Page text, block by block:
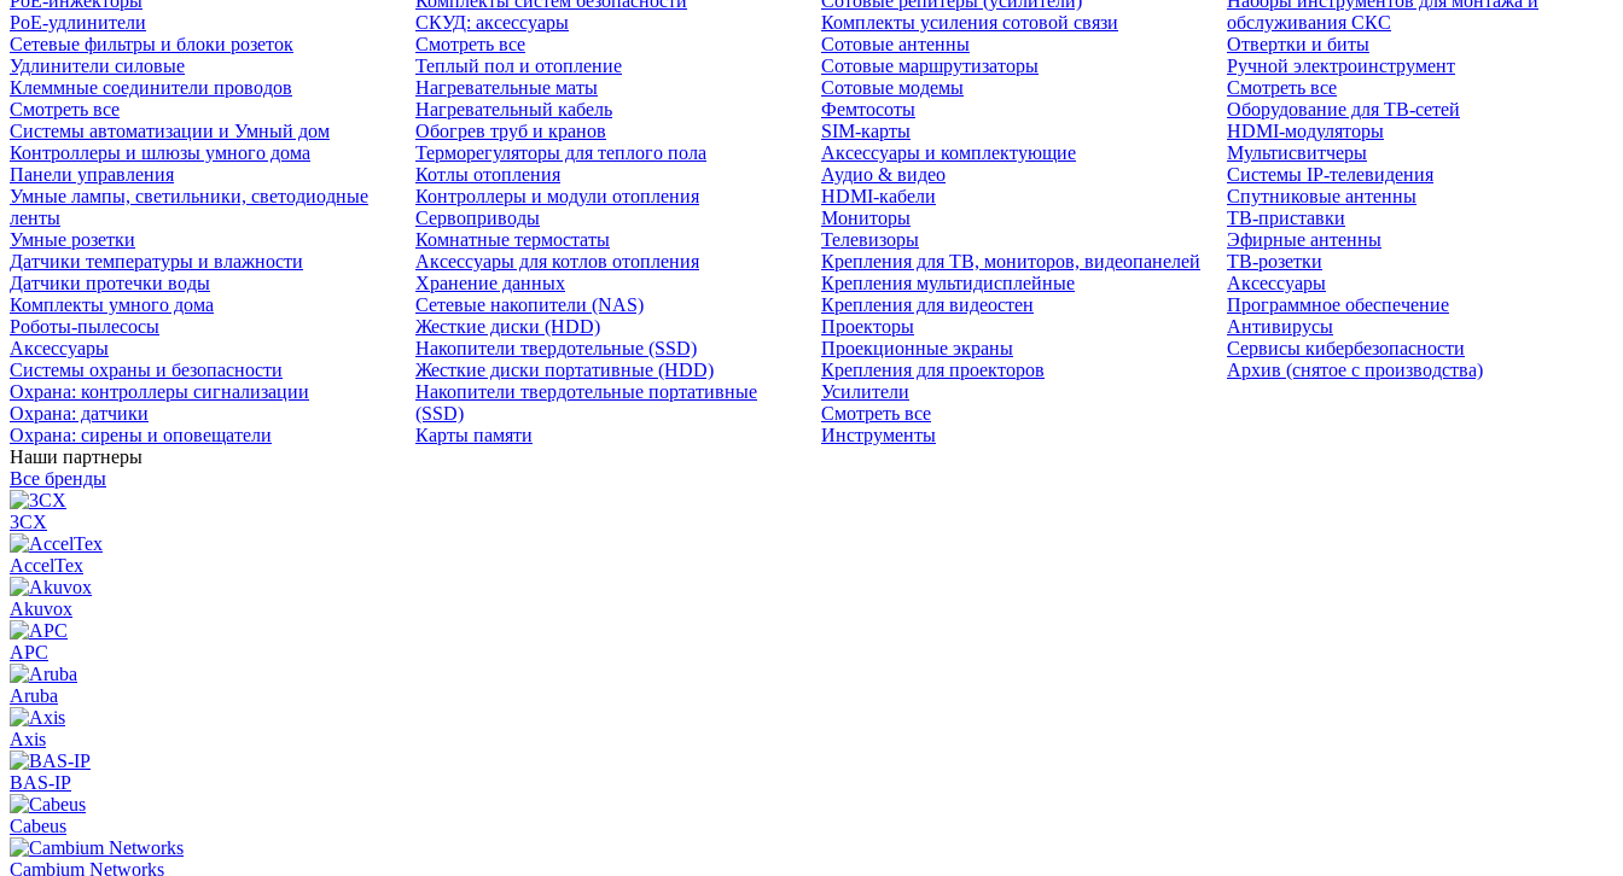
PoE-удлинители
Сетевые фильтры и блоки розеток
Удлинители силовые
Клеммные соединители проводов
Смотреть все
Системы автоматизации и Умный дом
Контроллеры и шлюзы умного дома
Панели управления
Умные лампы, светильники, светодиодные
ленты
Умные розетки
Датчики температуры и влажности
Датчики протечки воды
Комплекты умного дома
Роботы-пылесосы
Аксессуары
Системы охраны и безопасности
Охрана: контроллеры сигнализации
Охрана: датчики
Охрана: сирены и оповещатели
СКУД: аксессуары
Смотреть все
Теплый пол и отопление
Нагревательные маты
Нагревательный кабель
Обогрев труб и кранов
Терморегуляторы для теплого пола
Котлы отопления
Контроллеры и модули отопления
Сервоприводы
Комнатные термостаты
Аксессуары для котлов отопления
Хранение данных
Сетевые накопители (NAS)
Жесткие диски (HDD)
Накопители твердотельные (SSD)
Жесткие диски портативные (HDD)
Накопители твердотельные портативные
(SSD)
Карты памяти
Комплекты усиления сотовой связи
Сотовые антенны
Сотовые маршрутизаторы
Сотовые модемы
Фемтосоты
SIM-карты
Аксессуары и комплектующие
Аудио & видео
HDMI-кабели
Мониторы
Телевизоры
Крепления для ТВ, мониторов, видеопанелей
Крепления мультидисплейные
Крепления для видеостен
Проекторы
Проекционные экраны
Крепления для проекторов
Усилители
Смотреть все
Инструменты
обслуживания СКС
Отвертки и биты
Ручной электроинструмент
Смотреть все
Оборудование для ТВ-сетей
HDMI-модуляторы
Мультисвитчеры
Системы IP-телевидения
Спутниковые антенны
ТВ-приставки
Эфирные антенны
ТВ-розетки
Аксессуары
Программное обеспечение
Антивирусы
Сервисы кибербезопасности
Архив (снятое с производства)
Наши партнеры
Все бренды
3CX
AccelTex
Akuvox
APC
Aruba
Axis
BAS-IP
Cabeus
Cambium Networks